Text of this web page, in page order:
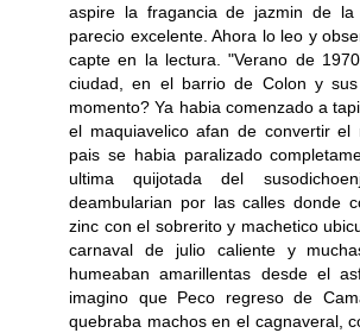
aspire la fragancia de jazmin de
parecio excelente. Ahora lo leo y
capte en la lectura. "Verano de
ciudad, en el barrio de Colon y
momento? Ya habia comenzado a
el maquiavelico afan de convertir el
pais se habia paralizado
ultima quijotada del
deambularian por las calles donde
zinc con el sobrerito y machetico
carnaval de julio caliente y
humeaban amarillentas desde el
imagino que Peco regreso de
quebraba machos en el cagnaveral,